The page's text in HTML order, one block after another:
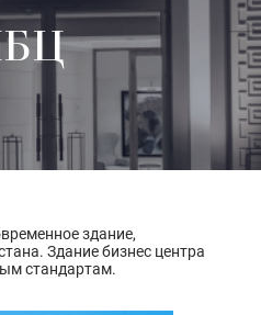
здание,
Здание бизнес центра
стандартам.